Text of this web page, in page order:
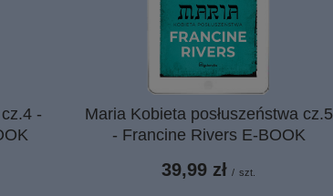
-
Maria Kobieta posłuszeństwa cz.5
- Francine Rivers E-BOOK
39,99 zł / szt.